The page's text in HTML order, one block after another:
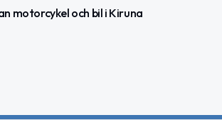
motorcykel och bil i Kiruna